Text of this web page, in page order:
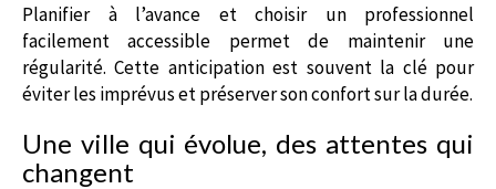
Planifier à l’avance et choisir un professionnel
facilement accessible permet de maintenir une
régularité. Cette anticipation est souvent la clé pour
éviter les imprévus et préserver son confort sur la durée.
Une ville qui évolue, des attentes qui
changent